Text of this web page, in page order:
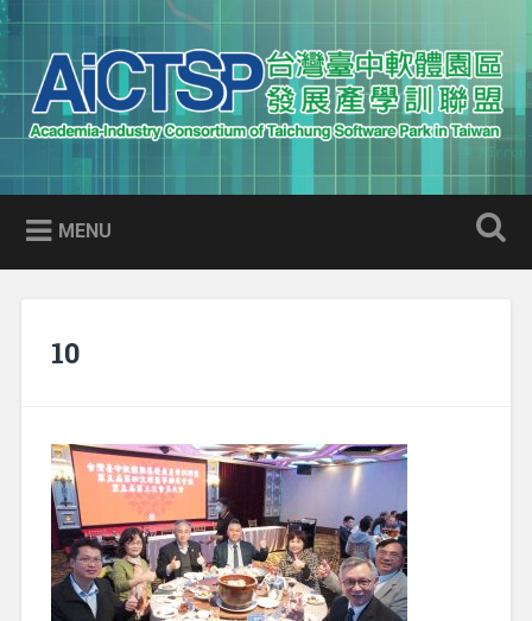
Skip
to
content
Search
AICTSP 台灣臺中軟體園區發展
產學訓聯盟
Academia-Industry Consortium of Taichung Software Park
in Taiwan
MENU
10